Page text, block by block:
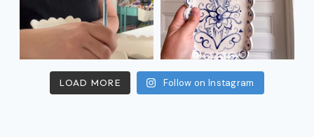
LOAD MORE Follow on Instagram